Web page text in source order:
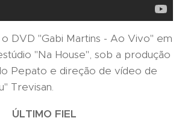
DVD "Gabi Martins - Ao Vivo" em
"Na House", sob a produção
Pepato e direção de vídeo de
Trevisan.
ÚLTIMO FIEL